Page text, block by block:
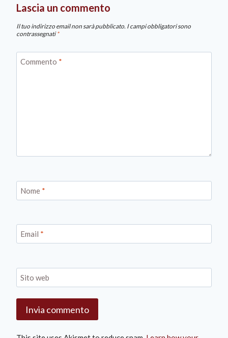
Lascia un commento
Il tuo indirizzo email non sarà pubblicato. I campi obbligatori sono
contrassegnati*
Commento *
Nome *
Email *
Sito web